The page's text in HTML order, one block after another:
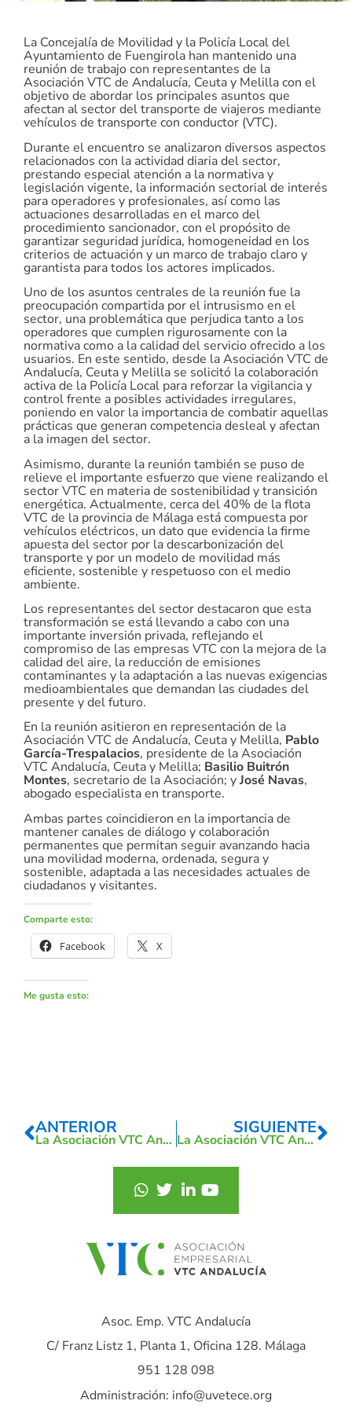
La Concejalía de Movilidad y la Policía Local del
Ayuntamiento de Fuengirola han mantenido una
reunión de trabajo con representantes de la
Asociación VTC de Andalucía, Ceuta y Melilla con el
objetivo de abordar los principales asuntos que
afectan al sector del transporte de viajeros mediante
vehículos de transporte con conductor (VTC).
Durante el encuentro se analizaron diversos aspectos
relacionados con la actividad diaria del sector,
prestando especial atención a la normativa y
legislación vigente, la información sectorial de interés
para operadores y profesionales, así como las
actuaciones desarrolladas en el marco del
procedimiento sancionador, con el propósito de
garantizar seguridad jurídica, homogeneidad en los
criterios de actuación y un marco de trabajo claro y
garantista para todos los actores implicados.
Uno de los asuntos centrales de la reunión fue la
preocupación compartida por el intrusismo en el
sector, una problemática que perjudica tanto a los
operadores que cumplen rigurosamente con la
normativa como a la calidad del servicio ofrecido a los
usuarios. En este sentido, desde la Asociación VTC de
Andalucía, Ceuta y Melilla se solicitó la colaboración
activa de la Policía Local para reforzar la vigilancia y
control frente a posibles actividades irregulares,
poniendo en valor la importancia de combatir aquellas
prácticas que generan competencia desleal y afectan
a la imagen del sector.
Asimismo, durante la reunión también se puso de
relieve el importante esfuerzo que viene realizando el
sector VTC en materia de sostenibilidad y transición
energética. Actualmente, cerca del 40% de la flota
VTC de la provincia de Málaga está compuesta por
vehículos eléctricos, un dato que evidencia la firme
apuesta del sector por la descarbonización del
transporte y por un modelo de movilidad más
eficiente, sostenible y respetuoso con el medio
ambiente.
Los representantes del sector destacaron que esta
transformación se está llevando a cabo con una
importante inversión privada, reflejando el
compromiso de las empresas VTC con la mejora de la
calidad del aire, la reducción de emisiones
contaminantes y la adaptación a las nuevas exigencias
medioambientales que demandan las ciudades del
presente y del futuro.
En la reunión asitieron en representación de la
Asociación VTC de Andalucía, Ceuta y Melilla, Pablo
García-Trespalacios, presidente de la Asociación
VTC Andalucía, Ceuta y Melilla; Basilio Buitrón
Montes, secretario de la Asociación; yJosé Navas,
abogado especialista en transporte.
Ambas partes coincidieron en la importancia de
mantener canales de diálogo y colaboración
permanentes que permitan seguir avanzando hacia
una movilidad moderna, ordenada, segura y
sostenible, adaptada a las necesidades actuales de
ciudadanos y visitantes.
Comparte esto:
Facebook X
Me gusta esto:
ANTERIOR
La Asociación VTC Andalucía, Ceuta y Melilla alza su voz en la Mesa de Movilidad del Ayuntamiento de Málaga
SIGUIENTE
La Asociación VTC Andalucía refuerza su apuesta por la movilidad accesible en su visita a Rehatrans y Kia España
Asoc. Emp. VTC Andalucía
C/ Franz Listz 1, Planta 1, Oficina 128. Málaga
951 128 098
Administración: info@uvetece.org